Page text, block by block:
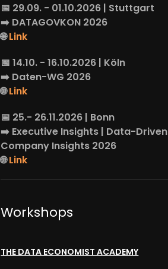
📅 29.09. - 01.10.2026 | Stuttgart
➡️ DATAGOVKON 2026
🌐Link
📅 14.10. - 16.10.2026 | Köln
➡️ Daten-WG 2026
🌐Link
📅 25.- 26.11.2026 | Bonn
➡️ Executive Insights | Data-Driven
Company Insights 2026
🌐Link
Workshops
THE DATA ECONOMIST ACADEMY